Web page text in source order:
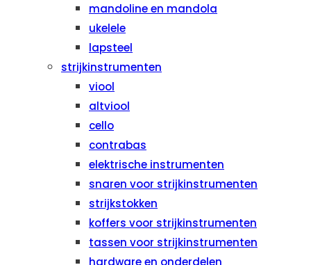
mandoline en mandola
ukelele
lapsteel
strijkinstrumenten
viool
altviool
cello
contrabas
elektrische instrumenten
snaren voor strijkinstrumenten
strijkstokken
koffers voor strijkinstrumenten
tassen voor strijkinstrumenten
hardware en onderdelen